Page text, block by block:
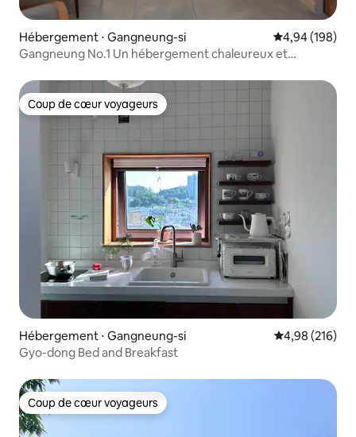
Hébergement ⋅ Gangneung-si Évaluation
4,94 (198)
Gangneung No.1 Un hébergement chaleureux et
Coup de cœur voyageurs
Coup de cœur voyageurs
Hébergement ⋅ Gangneung-si Évaluation
4,98 (216)
Gyo-dong Bed and Breakfast
Coup de cœur voyageurs
Coup de cœur voyageurs